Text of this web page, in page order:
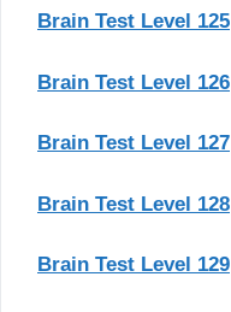
Brain Test Level 125
Brain Test Level 126
Brain Test Level 127
Brain Test Level 128
Brain Test Level 129